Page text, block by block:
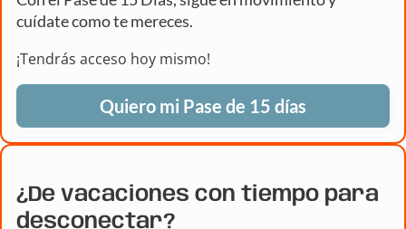
cuídate como te mereces.
¡Tendrás acceso hoy mismo!
Quiero mi Pase de 15 días
¿De vacaciones con tiempo para
desconectar?